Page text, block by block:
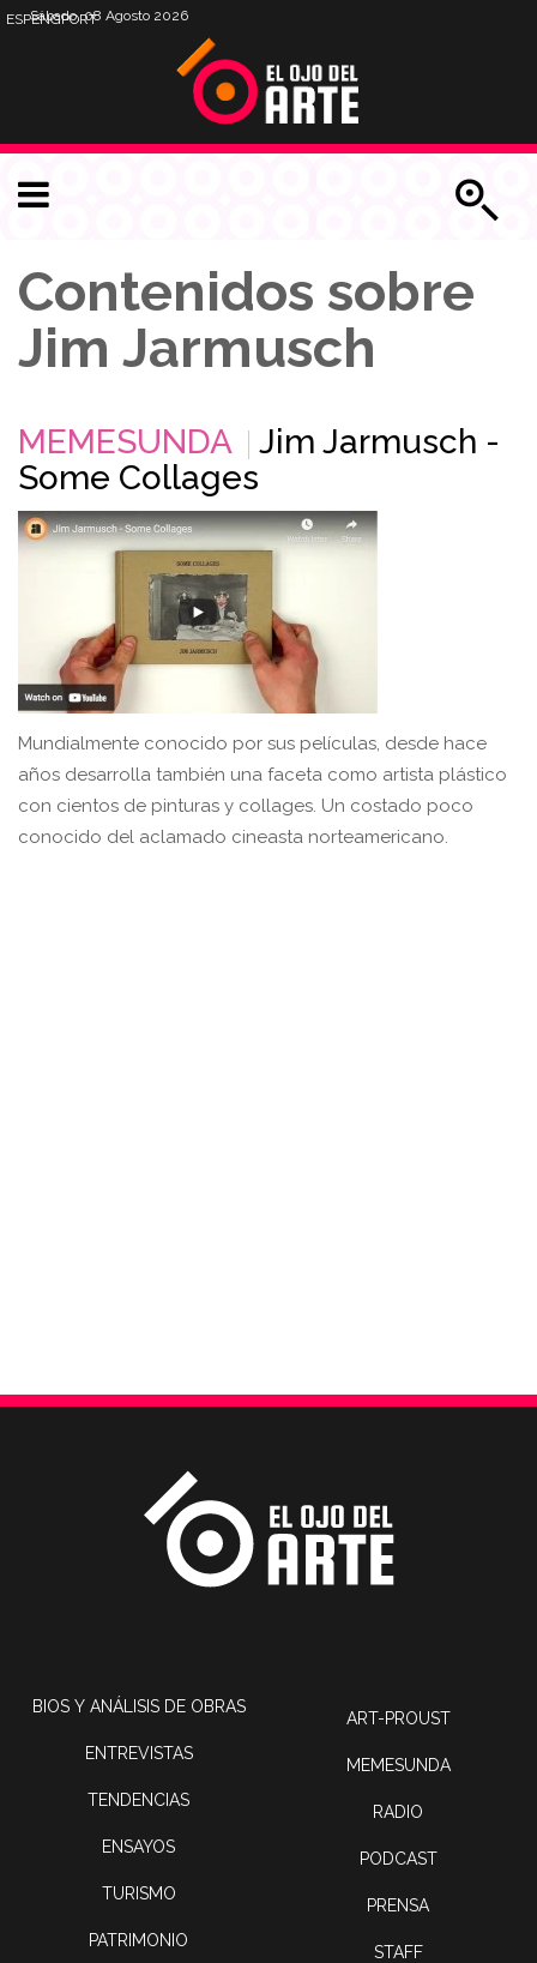
Sábado, 08 Agosto 2026
ESPENGPORT
Contenidos sobre
Jim Jarmusch
MEMESUNDA
Jim Jarmusch -
Some Collages
Mundialmente conocido por sus películas, desde hace
años desarrolla también una faceta como artista plástico
con cientos de pinturas y collages. Un costado poco
conocido del aclamado cineasta norteamericano.
BIOS Y ANÁLISIS DE OBRAS
ENTREVISTAS
TENDENCIAS
ENSAYOS
TURISMO
PATRIMONIO
ART-PROUST
MEMESUNDA
RADIO
PODCAST
PRENSA
STAFF